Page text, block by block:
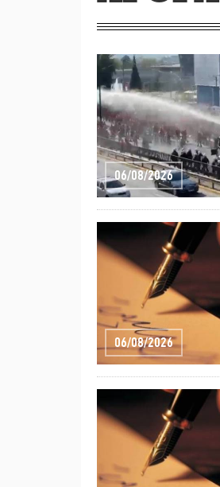
06/08/2026
06/08/2026